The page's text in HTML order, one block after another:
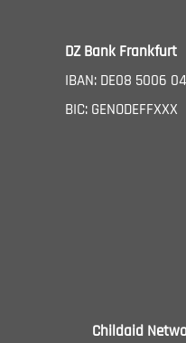
DZ Bank Frankfurt
IBAN: DE08 5006
BIC: GENODEFFXXX
Childaid